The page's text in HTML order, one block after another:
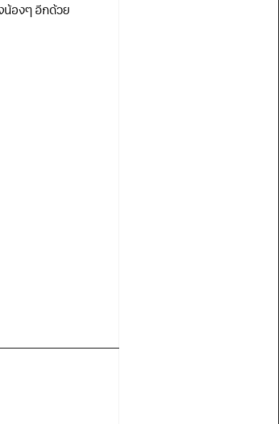
น้องๆ อีกด้วย